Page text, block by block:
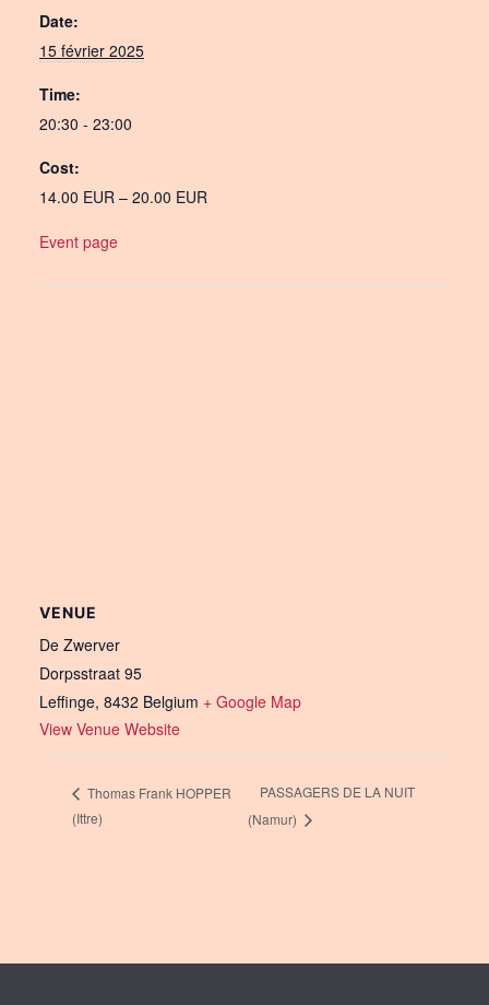
Date:
15 février 2025
Time:
20:30 - 23:00
Cost:
14.00 EUR – 20.00 EUR
Event page
VENUE
De Zwerver
Dorpsstraat 95
Leffinge, 8432 Belgium + Google Map
View Venue Website
Thomas Frank HOPPER
(Ittre)
PASSAGERS DE LA NUIT
(Namur)